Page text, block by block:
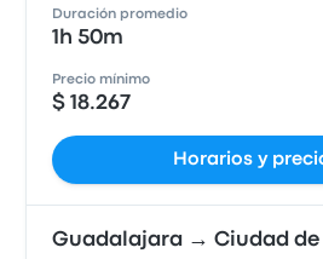
Duración promedio
1h 50m
Precio mínimo
$ 18.267
Horarios y
Guadalajara → Ciudad de